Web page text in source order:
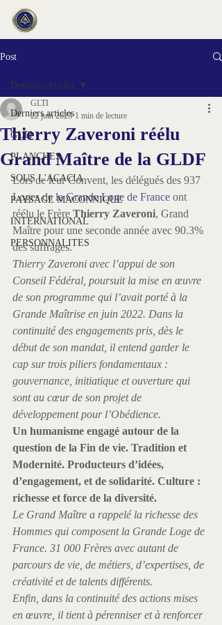
Post
Derniers articles
GLTI
PLANCHES
SOUS L'ACACIA
PAYSAGE MACONNIQUE
INTERNATIONAL
PERSONNALITES
Derniers articles
Thierry Zaveroni réélu
Grand Maître de la GLDF
GLTI
22 juin 2023 1 min de lecture
Lors de leur Convent, les délégués des 937
Loges de la Grande Loge de France ont
réélu le Frère Thierry Zaveroni, Grand
Maître pour une seconde année avec 90.3%
des suffrages.
Thierry Zaveroni avec l’appui de son
Conseil Fédéral, poursuit la mise en œuvre
de son programme qui l’avait porté à la
Grande Maîtrise en juin 2022. Dans la
continuité des engagements pris, dès le
début de son mandat, il entend garder le
cap sur trois piliers fondamentaux :
gouvernance, initiatique et ouverture qui
sont au cœur de son projet de
développement pour l’Obédience.
Un humanisme engagé autour de la
question de la Fin de vie. Tradition et
Modernité. Producteurs d’idées,
d’engagement, et de solidarité. Culture :
richesse et force de la diversité.
Le Grand Maître a rappelé la richesse des
Hommes qui composent la Grande Loge de
France. 31 000 Frères avec autant de
parcours de vie, de métiers, d’expertises, de
créativité et de talents différents.
Enfin, dans la continuité des actions mises
en œuvre, il tient à pérenniser et à renforcer